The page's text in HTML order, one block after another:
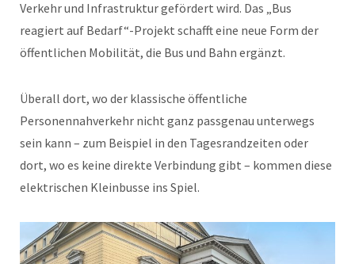
Verkehr und Infrastruktur gefördert wird. Das „Bus
reagiert auf Bedarf“-Projekt schafft eine neue Form der
öffentlichen Mobilität, die Bus und Bahn ergänzt.
Überall dort, wo der klassische öffentliche
Personennahverkehr nicht ganz passgenau unterwegs
sein kann – zum Beispiel in den Tagesrandzeiten oder
dort, wo es keine direkte Verbindung gibt – kommen diese
elektrischen Kleinbusse ins Spiel.